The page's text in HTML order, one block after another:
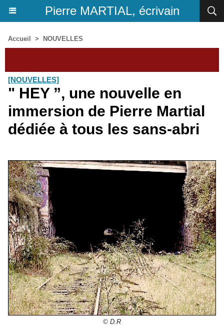
Pierre MARTIAL, écrivain
Accueil > NOUVELLES
[NOUVELLES]
" HEY ”, une nouvelle en
immersion de Pierre Martial
dédiée à tous les sans-abri
© D.R